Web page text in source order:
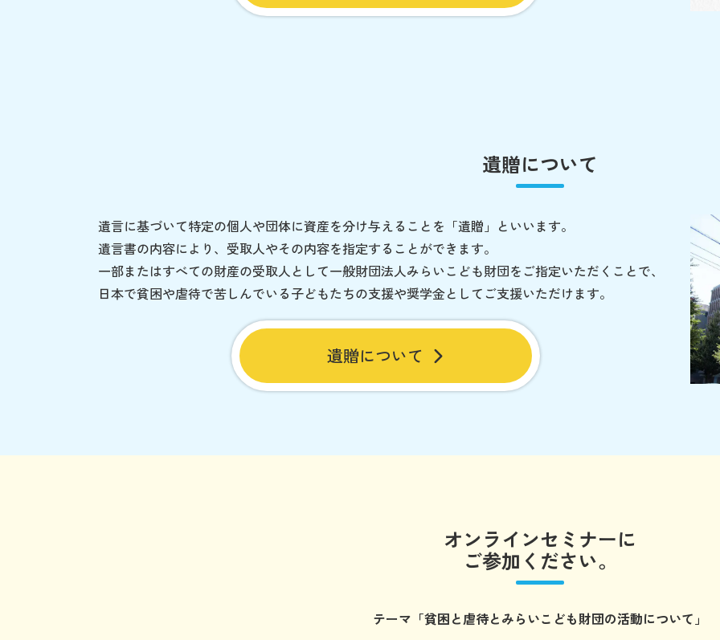
遺贈について
遺言に基づいて特定の個人や団体に資産を分け与えることを「遺贈」といいます。
遺言書の内容により、受取人やその内容を指定することができます。
一部またはすべての財産の受取人として一般財団法人みらいこども財団をご指定いただくことで、
日本で貧困や虐待で苦しんでいる子どもたちの支援や奨学金としてご支援いただけます。
遺贈について
オンラインセミナーに
ご参加ください。
テーマ 「貧困と虐待とみらいこども財団の活動について」